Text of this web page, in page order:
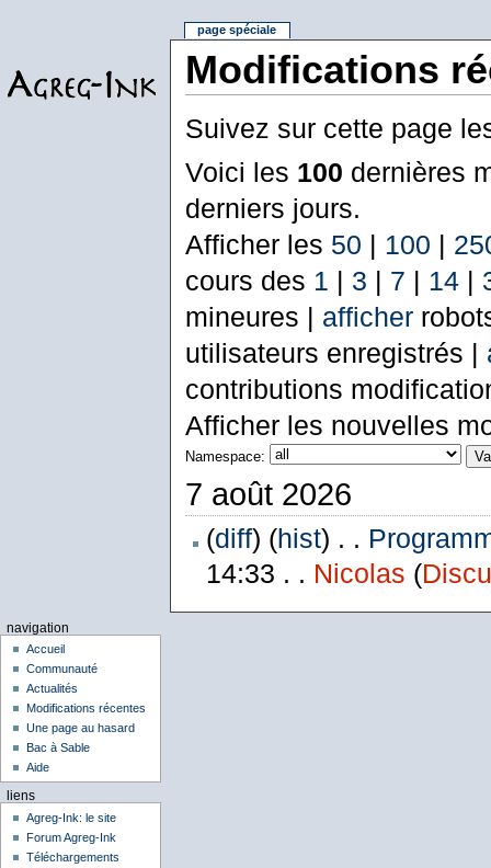
Modifications
Suivez sur cette page
Voici les 100 dernières
derniers jours.
Afficher les 50 | 100 |
cours des 1 | 3 | 7 | 14|
mineures | afficher
utilisateurs enregistrés |
contributions
Afficher les nouvelles
Namespace:
7 août 2026
(diff) (hist) . .
14:33 . . Nicolas (
page spéciale
navigation
Accueil
Communauté
Actualités
Modifications récentes
Une page au hasard
Bac à Sable
Aide
liens
Agreg-Ink: le site
Forum Agreg-Ink
Téléchargements